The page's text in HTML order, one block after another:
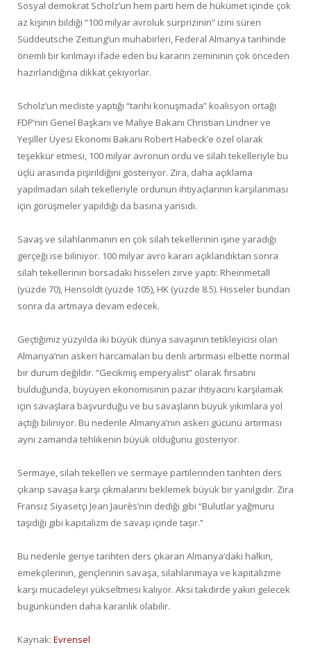
Sosyal demokrat Scholz’un hem parti hem de hükümet içinde çok
az kişinin bildiği “100 milyar avroluk sürprizinin” izini süren
Süddeutsche Zeitung’un muhabirleri, Federal Almanya tarihinde
önemli bir kırılmayı ifade eden bu kararın zemininin çok önceden
hazırlandığına dikkat çekiyorlar.
Scholz’un mecliste yaptığı “tarihi konuşmada” koalisyon ortağı
FDP’nin Genel Başkanı ve Maliye Bakanı Christian Lindner ve
Yeşiller Üyesi Ekonomi Bakanı Robert Habeck’e özel olarak
teşekkür etmesi, 100 milyar avronun ordu ve silah tekelleriyle bu
üçlü arasında pişirildiğini gösteriyor. Zira, daha açıklama
yapılmadan silah tekelleriyle ordunun ihtiyaçlarının karşılanması
için görüşmeler yapıldığı da basına yansıdı.
Savaş ve silahlanmanın en çok silah tekellerinin işine yaradığı
gerçeği ise biliniyor. 100 milyar avro kararı açıklandıktan sonra
silah tekellerinin borsadaki hisseleri zirve yaptı: Rheinmetall
(yüzde 70), Hensoldt (yüzde 105), HK (yüzde 8.5). Hisseler bundan
sonra da artmaya devam edecek.
Geçtiğimiz yüzyılda iki büyük dünya savaşının tetikleyicisi olan
Almanya’nın askeri harcamaları bu denli artırması elbette normal
bir durum değildir. “Gecikmiş emperyalist” olarak fırsatını
bulduğunda, büyüyen ekonomisinin pazar ihtiyacını karşılamak
için savaşlara başvurduğu ve bu savaşların büyük yıkımlara yol
açtığı biliniyor. Bu nedenle Almanya’nın askeri gücünü artırması
aynı zamanda tehlikenin büyük olduğunu gösteriyor.
Sermaye, silah tekelleri ve sermaye partilerinden tarihten ders
çıkarıp savaşa karşı çıkmalarını beklemek büyük bir yanılgıdır. Zira
Fransız Siyasetçi Jean Jaurès’nin dediği gibi “Bulutlar yağmuru
taşıdığı gibi kapitalizm de savaşı içinde taşır.”
Bu nedenle geriye tarihten ders çıkaran Almanya’daki halkın,
emekçilerinin, gençlerinin savaşa, silahlanmaya ve kapitalizme
karşı mücadeleyi yükseltmesi kalıyor. Aksi takdirde yakın gelecek
bugünkünden daha karanlık olabilir.
Kaynak: Evrensel